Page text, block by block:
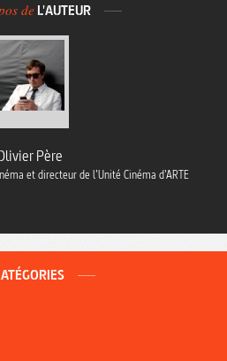
de L'AUTEUR
Père
et directeur de l’Unité Cinéma d’ARTE